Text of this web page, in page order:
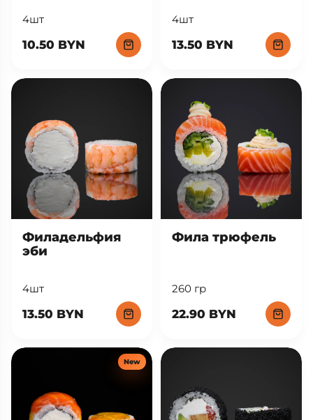
4шт
10.50 BYN
4шт
13.50 BYN
Филадельфия
эби
4шт
13.50 BYN
Фила трюфель
260 гр
22.90 BYN
New